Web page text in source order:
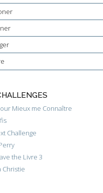
Mieux me Connaître
Challenge
the Livre 3
Christie